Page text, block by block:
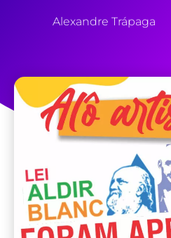
Alexandre Trápaga